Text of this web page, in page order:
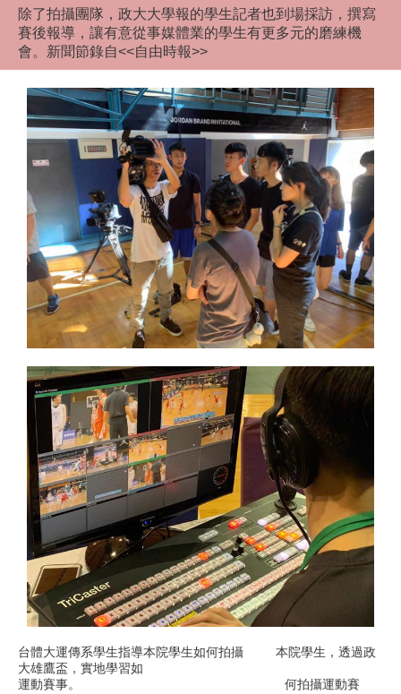
除了拍攝團隊，政大大學報的學生記者也到場採訪，撰寫
賽後報導，讓有意從事媒體業的學生有更多元的磨練機
會。新聞節錄自<<自由時報>>
台體大運傳系學生指導本院學生如何拍攝 本院學生，透過政
大雄鷹盃，實地學習如
運動賽事。 何拍攝運動賽